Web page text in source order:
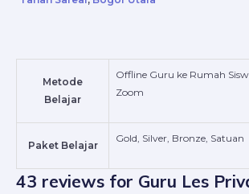
Metode
Belajar
Offline Guru ke Rumah
Zoom
Paket Belajar
Gold, Silver, Bronze, Satuan
43 reviews for Guru Les